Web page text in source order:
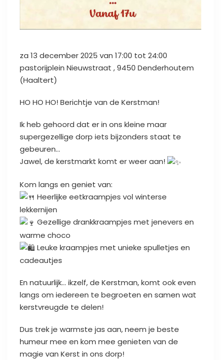
za 13 december 2025 van 17:00 tot 24:00
pastorijplein Nieuwstraat , 9450 Denderhoutem
(Haaltert)
HO HO HO! Berichtje van de Kerstman!
Ik heb gehoord dat er in ons kleine maar
supergezellige dorp iets bijzonders staat te
gebeuren…
Jawel, de kerstmarkt komt er weer aan!
Kom langs en geniet van:
Heerlijke eetkraampjes vol winterse
lekkernijen
Gezellige drankkraampjes met jenevers en
warme choco
Leuke kraampjes met unieke spulletjes en
cadeautjes
En natuurlijk… ikzelf, de Kerstman, komt ook even
langs om iedereen te begroeten en samen wat
kerstvreugde te delen!
Dus trek je warmste jas aan, neem je beste
humeur mee en kom mee genieten van de
magie van Kerst in ons dorp!